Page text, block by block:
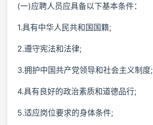
(一)应聘人员应具备以下基本条件：
1.具有中华人民共和国国籍;
2.遵守宪法和法律;
3.拥护中国共产党领导和社会主义制度;
4.具有良好的政治素质和道德品行;
5.适应岗位要求的身体条件;